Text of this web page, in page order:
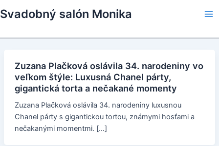
to
Svadobný salón Monika
Zuzana Plačková oslávila 34. narodeniny vo
veľkom štýle: Luxusná Chanel párty,
gigantická torta a nečakané momenty
Zuzana Plačková oslávila 34. narodeniny luxusnou
Chanel párty s gigantickou tortou, známymi hosťami a
nečakanými momentmi. […]